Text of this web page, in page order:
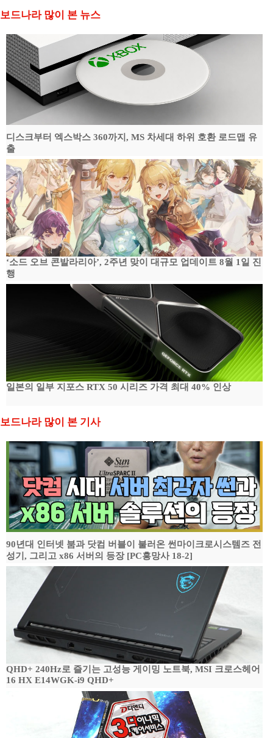
보드나라 많이 본 뉴스
디스크부터 엑스박스 360까지, MS 차세대 하위 호환 로드맵 유
출
‘소드 오브 콘발라리아’, 2주년 맞이 대규모 업데이트 8월 1일 진
행
일본의 일부 지포스 RTX 50 시리즈 가격 최대 40% 인상
보드나라 많이 본 기사
90년대 인터넷 붐과 닷컴 버블이 불러온 썬마이크로시스템즈 전
성기, 그리고 x86 서버의 등장 [PC흥망사 18-2]
QHD+ 240Hz로 즐기는 고성능 게이밍 노트북, MSI 크로스헤어
16 HX E14WGK-i9 QHD+